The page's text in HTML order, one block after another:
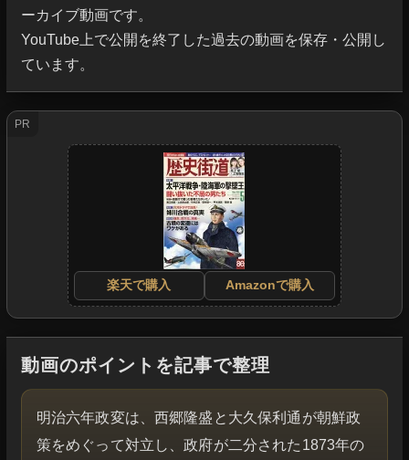
ーカイブ動画です。
YouTube上で公開を終了した過去の動画を保存・公開し
ています。
PR
楽天で購入 Amazonで購入
動画のポイントを記事で整理
明治六年政変は、西郷隆盛と大久保利通が朝鮮政
策をめぐって対立し、政府が二分された1873年の